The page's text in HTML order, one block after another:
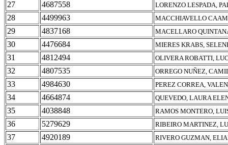
27 4687558 LORENZO LESPADA,
28 4499963 MACCHIAVELLO
29 4837168 MACELLARO
30 4476684 MIERES KRABS,
31 4812494 OLIVERA ROBATTI,
32 4807535 ORREGO NUÑEZ,
33 4984630 PEREZ CORREA,
34 4664874 QUEVEDO, LAURA
35 4038848 RAMOS MONTERO,
36 5279629 RIBEIRO MARTINEZ,
37 4920189 RIVERO GUZMAN,